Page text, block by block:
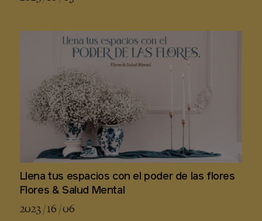
Llena tus espacios con el poder de las flores
Flores & Salud Mental
2023 / 16 / 06